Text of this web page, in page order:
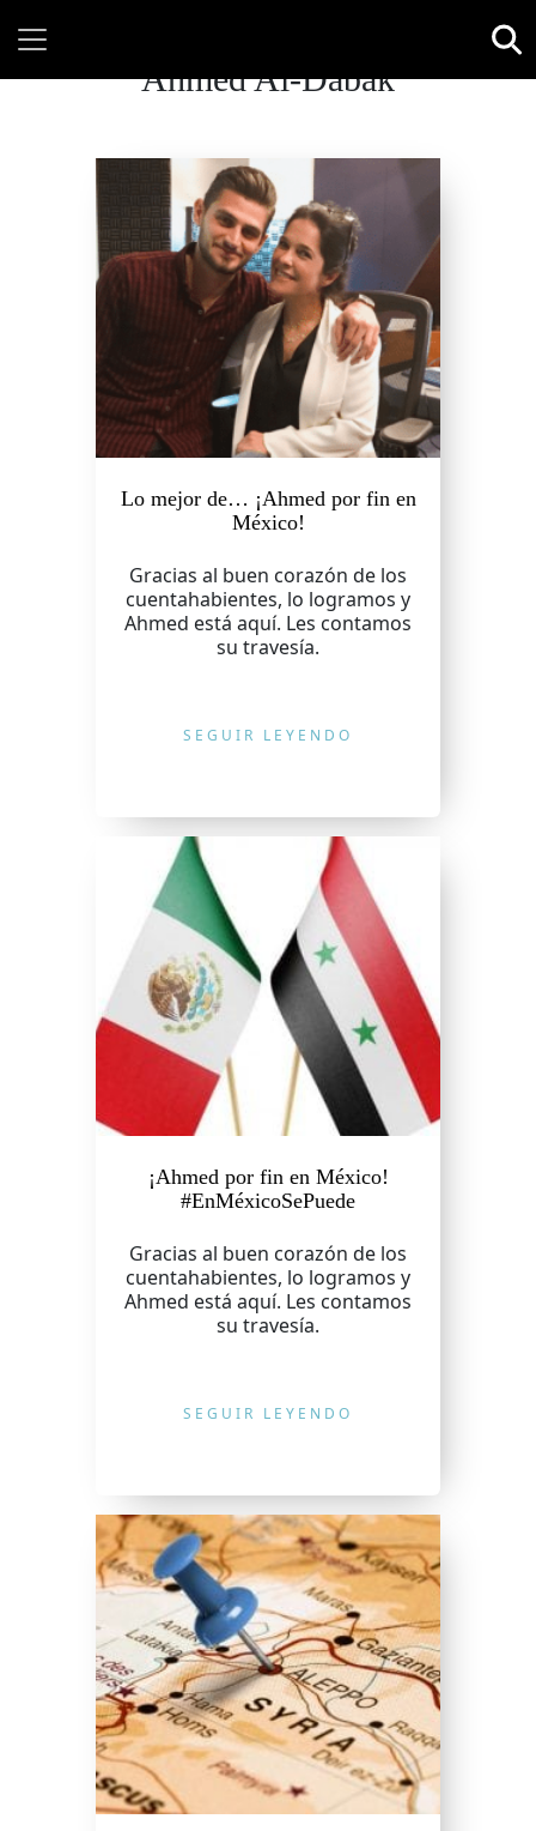
Ahmed Al-Dabak
Lo mejor de… ¡Ahmed por fin en
México!
Gracias al buen corazón de los
cuentahabientes, lo logramos y
Ahmed está aquí. Les contamos
su travesía.
SEGUIR LEYENDO
¡Ahmed por fin en México!
#EnMéxicoSePuede
Gracias al buen corazón de los
cuentahabientes, lo logramos y
Ahmed está aquí. Les contamos
su travesía.
SEGUIR LEYENDO